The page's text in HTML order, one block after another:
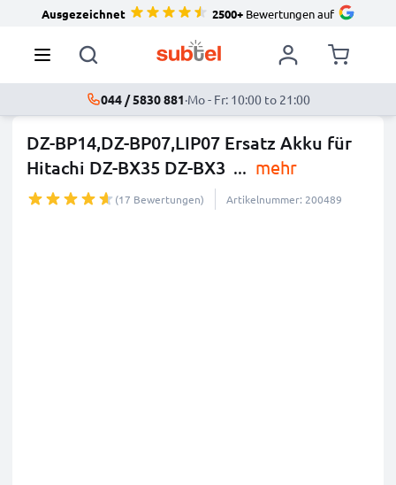
Ausgezeichnet 2500+Bewertungen auf
044 / 5830 881·Mo - Fr: 10:00 to 21:00
DZ-BP14,DZ-BP07,LIP07 Ersatz Akku für
Hitachi DZ-BX35 DZ-BX3 ... mehr
(17 Bewertungen) Artikelnummer: 200489